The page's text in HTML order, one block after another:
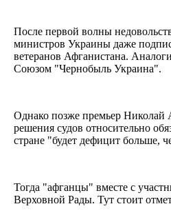
После первой волны
министров Украины даже
ветеранов Афганистана.
Союзом "Чернобыль Украина".
Однако позже премьер Николай
решения судов относительно
стране "будет дефицит больше,
Тогда "афганцы" вместе с
Верховной Рады. Тут стоит